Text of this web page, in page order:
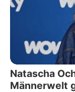
Natascha
Männerwelt